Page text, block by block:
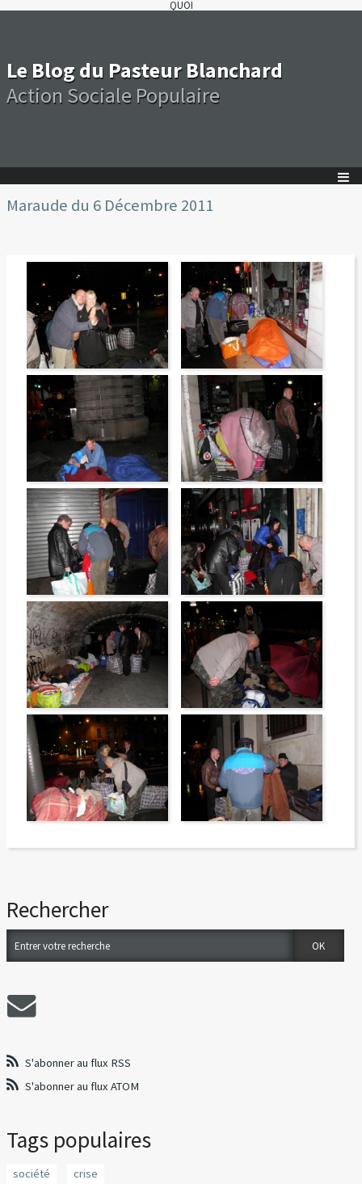
QUOI
Le Blog du Pasteur Blanchard
Action Sociale Populaire
Rechercher
S'abonner au flux RSS
S'abonner au flux ATOM
Tags populaires
société crise
Maraude du 6 Décembre 2011